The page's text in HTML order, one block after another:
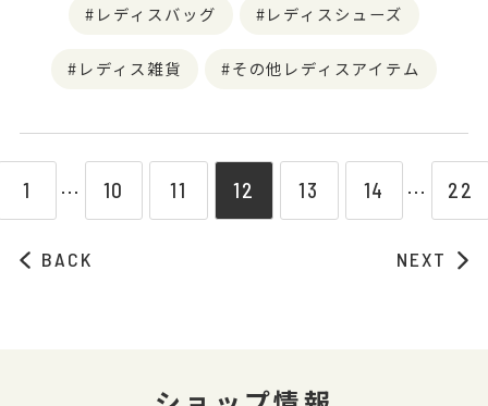
レディスバッグ レディスシューズ
レディス雑貨 その他レディスアイテム
BACK
1 ⋯ 10 11 12 13 14 ⋯ 22
NEXT